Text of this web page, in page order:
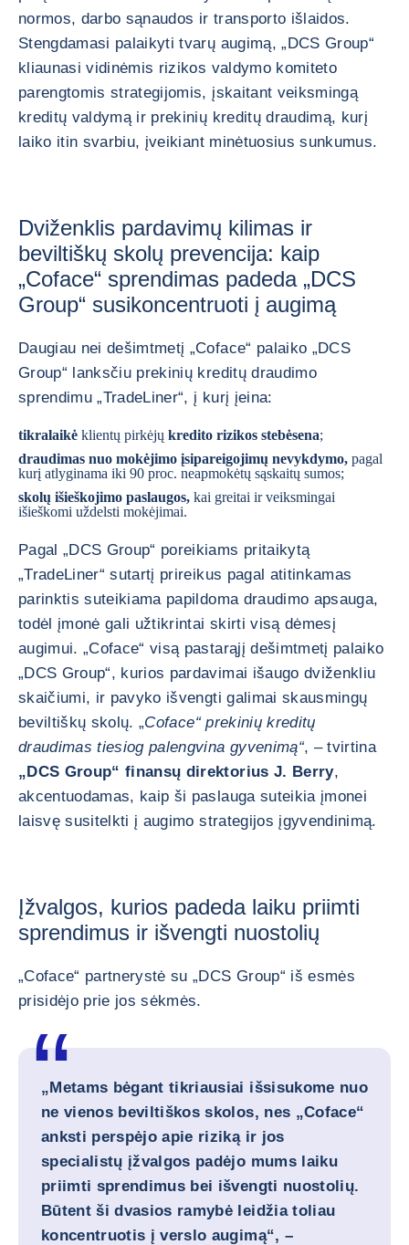
normos, darbo sąnaudos ir transporto išlaidos.
Stengdamasi palaikyti tvarų augimą, „DCS Group“
kliaunasi vidinėmis rizikos valdymo komiteto
parengtomis strategijomis, įskaitant veiksmingą
kreditų valdymą ir prekinių kreditų draudimą, kurį
laiko itin svarbiu, įveikiant minėtuosius sunkumus.
Dviženklis pardavimų kilimas ir
beviltiškų skolų prevencija: kaip
„Coface“ sprendimas padeda „DCS
Group“ susikoncentruoti į augimą
Daugiau nei dešimtmetį „Coface“ palaiko „DCS
Group“ lanksčiu prekinių kreditų draudimo
sprendimu „TradeLiner“, į kurį įeina:
tikralaikė klientų pirkėjų kredito rizikos stebėsena;
draudimas nuo mokėjimo įsipareigojimų nevykdymo, pagal
kurį atlyginama iki 90 proc. neapmokėtų sąskaitų sumos;
skolų išieškojimo paslaugos, kai greitai ir veiksmingai
išieškomi uždelsti mokėjimai.
Pagal „DCS Group“ poreikiams pritaikytą
„TradeLiner“ sutartį prireikus pagal atitinkamas
parinktis suteikiama papildoma draudimo apsauga,
todėl įmonė gali užtikrintai skirti visą dėmesį
augimui. „Coface“ visą pastarąjį dešimtmetį palaiko
„DCS Group“, kurios pardavimai išaugo dviženkliu
skaičiumi, ir pavyko išvengti galimai skausmingų
beviltiškų skolų. „Coface“ prekinių kreditų
draudimas tiesiog palengvina gyvenimą“, – tvirtina
„DCS Group“ finansų direktorius J. Berry,
akcentuodamas, kaip ši paslauga suteikia įmonei
laisvę susitelkti į augimo strategijos įgyvendinimą.
Įžvalgos, kurios padeda laiku priimti
sprendimus ir išvengti nuostolių
„Coface“ partnerystė su „DCS Group“ iš esmės
prisidėjo prie jos sėkmės.
„Metams bėgant tikriausiai išsisukome nuo
ne vienos beviltiškos skolos, nes „Coface“
anksti perspėjo apie riziką ir jos
specialistų įžvalgos padėjo mums laiku
priimti sprendimus bei išvengti nuostolių.
Būtent ši dvasios ramybė leidžia toliau
koncentruotis į verslo augimą“, –